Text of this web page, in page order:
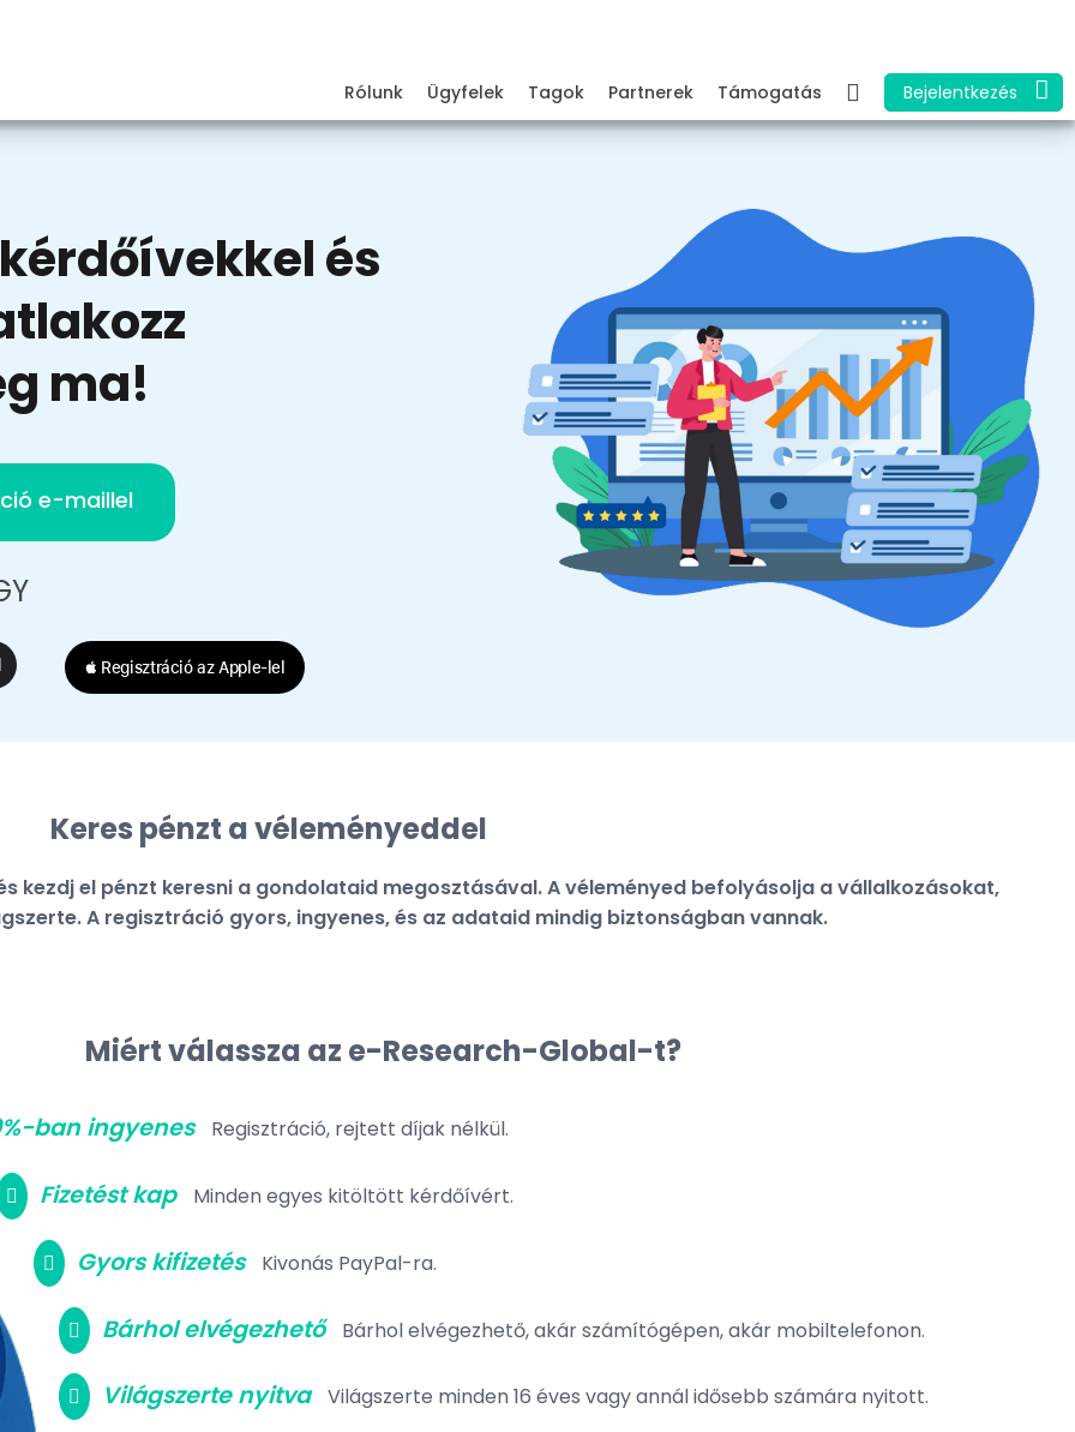
Rólunk Ügyfelek Tagok Partnerek Támogatás Bejelentkezés
és
ma!
e-maillel
 Regisztráció az Apple‑lel
Keres pénzt a véleményeddel
kezdj el pénzt keresni a gondolataid megosztásával. A véleményed befolyásolja a vállalkozásokat,
A regisztráció gyors, ingyenes, és az adataid mindig biztonságban vannak.
Miért válassza az e-Research-Global-t?
ban ingyenes Regisztráció, rejtett díjak nélkül.
Fizetést kap Minden egyes kitöltött kérdőívért.
Gyors kifizetés Kivonás PayPal-ra.
Bárhol elvégezhető Bárhol elvégezhető, akár számítógépen, akár mobiltelefonon.
Világszerte nyitva Világszerte minden 16 éves vagy annál idősebb számára nyitott.